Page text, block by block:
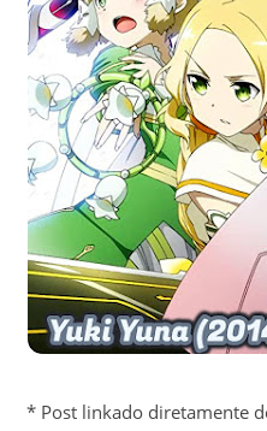
* Post linkado diretamente